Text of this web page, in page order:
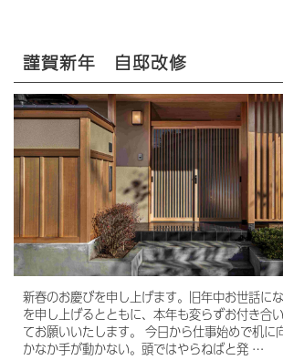
謹賀新年 自邸改修
新春のお慶びを申し上げます。旧年中お世話に
を申し上げるとともに、本年も変らずお付き合
てお願いいたします。 今日から仕事始めで机に
かなか手が動かない。頭ではやらねばと発 …